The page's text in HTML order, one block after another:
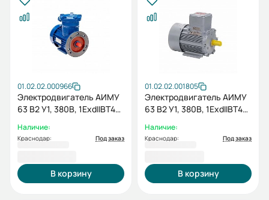
01.02.02.000966
Электродвигатель АИМУ
63 В2 У1, 380В, 1ExdIIBT4
Наличие:
Краснодар: Под заказ
В корзину
01.02.02.001805
Электродвигатель АИМУ
63 В2 У1, 380В, 1ExdIIBT4
Наличие:
Краснодар: Под заказ
В корзину